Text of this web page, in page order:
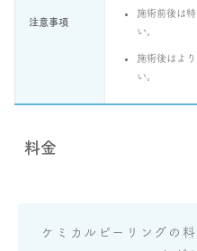
注意事項
施術前後は
い。
施術後はよ
い。
料金
ケミカルピーリングの